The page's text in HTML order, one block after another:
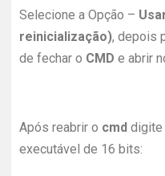
Selecione a Opção –
reinicialização), depois
de fechar o CMD e abrir
Após reabrir o cmd digite
executável de 16 bits: